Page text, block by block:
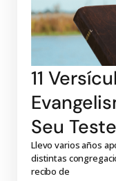
11
Seu
Llevo varios años
distintas
recibo de